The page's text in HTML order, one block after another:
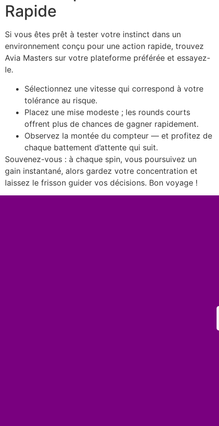
Rapide
Si vous êtes prêt à tester votre instinct dans un
environnement conçu pour une action rapide, trouvez
Avia Masters sur votre plateforme préférée et essayez-
le.
Sélectionnez une vitesse qui correspond à votre
tolérance au risque.
Placez une mise modeste ; les rounds courts
offrent plus de chances de gagner rapidement.
Observez la montée du compteur — et profitez de
chaque battement d’attente qui suit.
Souvenez-vous : à chaque spin, vous poursuivez un
gain instantané, alors gardez votre concentration et
laissez le frisson guider vos décisions. Bon voyage !